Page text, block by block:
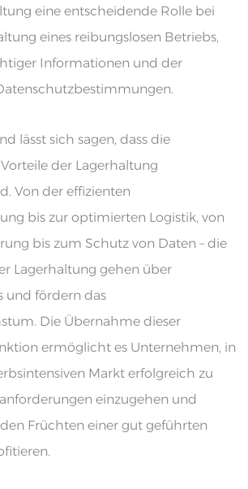
eine entscheidende Rolle bei
eines reibungslosen Betriebs,
Informationen und der
lässt sich sagen, dass die
der Lagerhaltung
Von der effizienten
bis zur optimierten Logistik, von
bis zum Schutz von Daten – die
Lagerhaltung gehen über
und fördern das
Die Übernahme dieser
ermöglicht es Unternehmen, in
Markt erfolgreich zu
einzugehen und
Früchten einer gut geführten